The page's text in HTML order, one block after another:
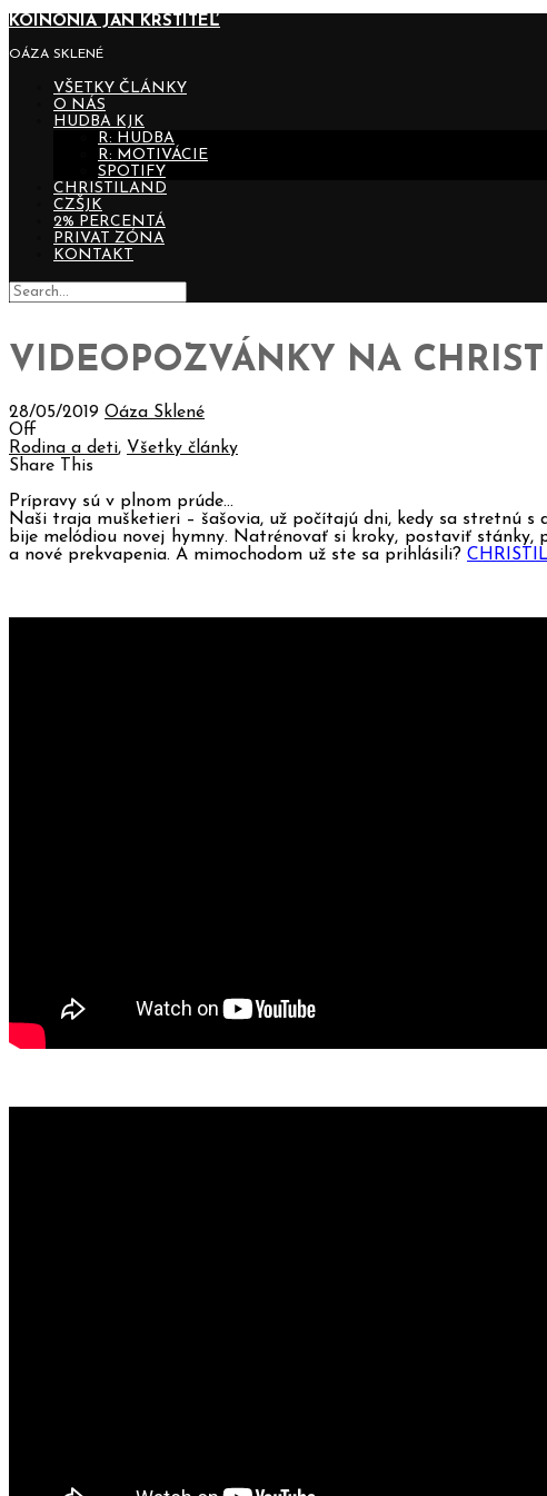
KOINONIA JÁN KRSTITEĽ
OÁZA SKLENÉ
VŠETKY ČLÁNKY
O NÁS
HUDBA KJK
R: HUDBA
R: MOTIVÁCIE
SPOTIFY
CHRISTILAND
CZŠJK
2% PERCENTÁ
PRIVAT ZÓNA
KONTAKT
VIDEOPOZVÁNKY NA
28/05/2019 Oáza Sklené
Off
Rodina a deti, Všetky články
Share This
Prípravy sú v plnom prúde…
Naši traja mušketieri – šašovia, už počítajú dni, kedy sa stretnú
bije melódiou novej hymny. Natrénovať si kroky, postaviť
a nové prekvapenia. A mimochodom už ste sa prihlásili?